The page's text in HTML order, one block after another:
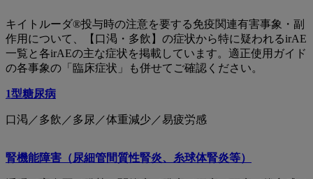
キイトルーダ®投与時の注意を要する免疫関連有害事象・副
作用について、【口渇・多飲】の症状から特に疑われるirAE
一覧と各irAEの主な症状を掲載しています。適正使用ガイド
の各事象の「臨床症状」も併せてご確認ください。
1型糖尿病
口渇／多飲／多尿／体重減少／易疲労感
腎機能障害（尿細管間質性腎炎、糸球体腎炎等）